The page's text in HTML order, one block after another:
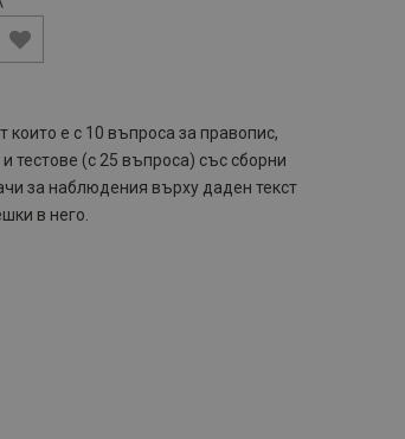
е с 10 въпроса за правопис,
тестове (с 25 въпроса) със сборни
за наблюдения върху даден текст
в него.